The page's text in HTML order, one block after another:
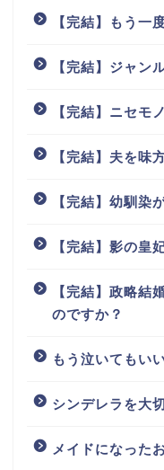
【完結】もう一
【完結】ジャン
【完結】ニセモ
【完結】夫を味
【完結】幼馴染
【完結】影の皇
【完結】政略結
のですか？
もう泣いてもい
シンデレラを大
メイドになった